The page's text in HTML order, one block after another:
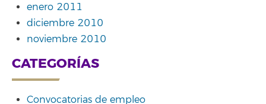
enero 2011
diciembre 2010
noviembre 2010
CATEGORÍAS
Convocatorias de empleo